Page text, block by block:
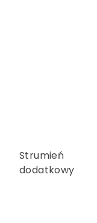
Strumień
dodatkowy